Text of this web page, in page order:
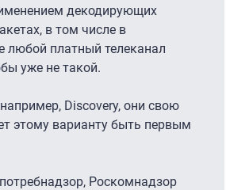
декодирующих
в том числе в
любой платный телеканал
уже не такой.
Discovery, они свою
этому варианту быть первым
Роскомнадзор